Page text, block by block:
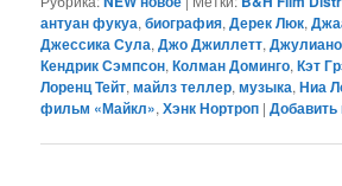
антуан фукуа,биография,Дерек Люк,
Джессика Сула,Джо Джиллетт,
Кендрик Сэмпсон,Колман Доминго,Кэт
Лоренц Тейт,майлз теллер,музыка,Ниа
фильм «Майкл»,Хэнк Нортроп |